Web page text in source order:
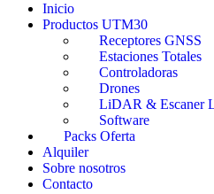
Inicio
Productos UTM30
Receptores GNSS
Estaciones Totales
Controladoras
Drones
LiDAR & Escaner
Software
Packs Oferta
Alquiler
Sobre nosotros
Contacto